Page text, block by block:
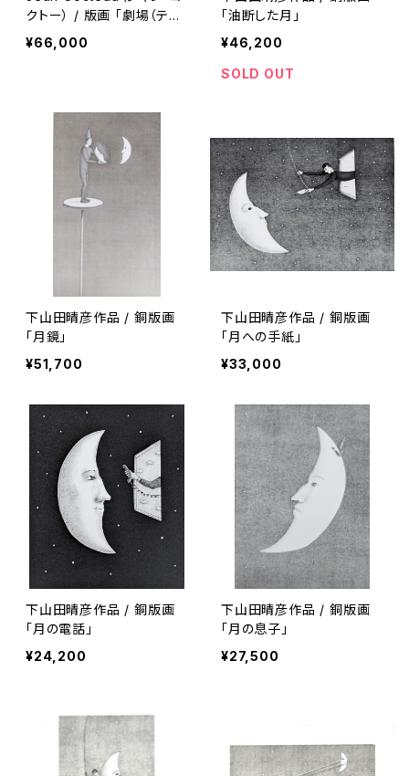
クトー） / 版画 「劇場（テア
トル）シリーズ」（額付）
¥66,000
「油断した月」
¥46,200
SOLD OUT
下山田晴彦作品 / 銅版画
「月鏡」
¥51,700
下山田晴彦作品 / 銅版画
「月への手紙」
¥33,000
下山田晴彦作品 / 銅版画
「月の電話」
¥24,200
下山田晴彦作品 / 銅版画
「月の息子」
¥27,500